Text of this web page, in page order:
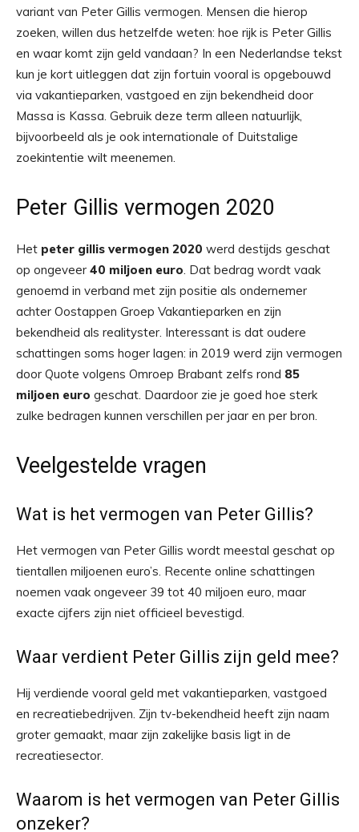
variant van Peter Gillis vermogen. Mensen die hierop
zoeken, willen dus hetzelfde weten: hoe rijk is Peter Gillis
en waar komt zijn geld vandaan? In een Nederlandse tekst
kun je kort uitleggen dat zijn fortuin vooral is opgebouwd
via vakantieparken, vastgoed en zijn bekendheid door
Massa is Kassa. Gebruik deze term alleen natuurlijk,
bijvoorbeeld als je ook internationale of Duitstalige
zoekintentie wilt meenemen.
Peter Gillis vermogen 2020
Het peter gillis vermogen 2020 werd destijds geschat
op ongeveer 40 miljoen euro. Dat bedrag wordt vaak
genoemd in verband met zijn positie als ondernemer
achter Oostappen Groep Vakantieparken en zijn
bekendheid als realityster. Interessant is dat oudere
schattingen soms hoger lagen: in 2019 werd zijn vermogen
door Quote volgens Omroep Brabant zelfs rond 85
miljoen euro geschat. Daardoor zie je goed hoe sterk
zulke bedragen kunnen verschillen per jaar en per bron.
Veelgestelde vragen
Wat is het vermogen van Peter Gillis?
Het vermogen van Peter Gillis wordt meestal geschat op
tientallen miljoenen euro’s. Recente online schattingen
noemen vaak ongeveer 39 tot 40 miljoen euro, maar
exacte cijfers zijn niet officieel bevestigd.
Waar verdient Peter Gillis zijn geld mee?
Hij verdiende vooral geld met vakantieparken, vastgoed
en recreatiebedrijven. Zijn tv-bekendheid heeft zijn naam
groter gemaakt, maar zijn zakelijke basis ligt in de
recreatiesector.
Waarom is het vermogen van Peter Gillis
onzeker?